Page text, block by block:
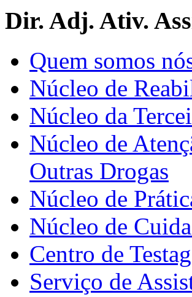
Dir. Adj. Ativ.
Quem somos
Núcleo de
Núcleo da
Núcleo de
Outras Drogas
Núcleo de
Núcleo de
Centro de
Serviço de